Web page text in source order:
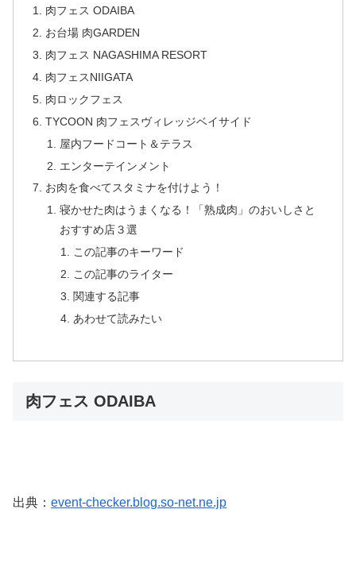
肉フェス ODAIBA
お台場 肉GARDEN
肉フェス NAGASHIMA RESORT
肉フェスNIIGATA
肉ロックフェス
TYCOON 肉フェスヴィレッジベイサイド
屋内フードコート＆テラス
エンターテインメント
お肉を食べてスタミナを付けよう！
寝かせた肉はうまくなる！「熟成肉」のおいしさと
おすすめ店３選
この記事のキーワード
この記事のライター
関連する記事
あわせて読みたい
肉フェス ODAIBA
出典： event-checker.blog.so-net.ne.jp